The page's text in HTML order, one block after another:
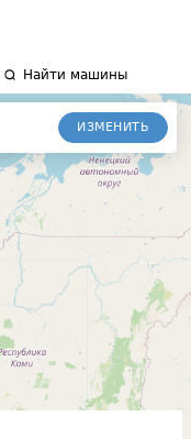
Найти машины
ИЗМЕНИТЬ